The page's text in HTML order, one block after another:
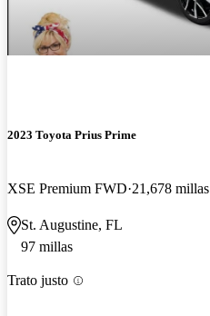
2023 Toyota Prius Prime
XSE Premium FWD 21,678 millas
St. Augustine, FL
97 millas
Trato justo